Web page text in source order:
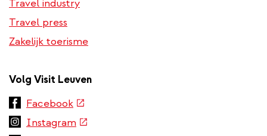
Travel industry
Travel press
Zakelijk toerisme
Volg Visit Leuven
Facebook(externe
link)
Instagram (externe